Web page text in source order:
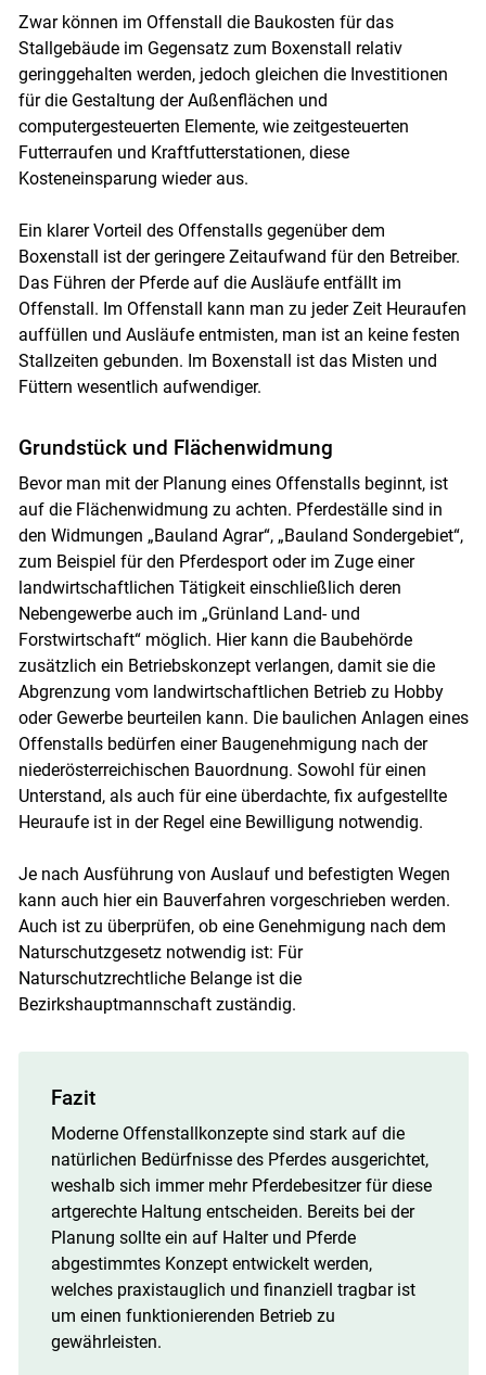
Zwar können im Offenstall die Baukosten für das
Stallgebäude im Gegensatz zum Boxenstall relativ
geringgehalten werden, jedoch gleichen die Investitionen
für die Gestaltung der Außenflächen und
computergesteuerten Elemente, wie zeitgesteuerten
Futterraufen und Kraftfutterstationen, diese
Kosteneinsparung wieder aus.
Ein klarer Vorteil des Offenstalls gegenüber dem
Boxenstall ist der geringere Zeitaufwand für den Betreiber.
Das Führen der Pferde auf die Ausläufe entfällt im
Offenstall. Im Offenstall kann man zu jeder Zeit Heuraufen
auffüllen und Ausläufe entmisten, man ist an keine festen
Stallzeiten gebunden. Im Boxenstall ist das Misten und
Füttern wesentlich aufwendiger.
Grundstück und Flächenwidmung
Bevor man mit der Planung eines Offenstalls beginnt, ist
auf die Flächenwidmung zu achten. Pferdeställe sind in
den Widmungen „Bauland Agrar“, „Bauland Sondergebiet“,
zum Beispiel für den Pferdesport oder im Zuge einer
landwirtschaftlichen Tätigkeit einschließlich deren
Nebengewerbe auch im „Grünland Land- und
Forstwirtschaft“ möglich. Hier kann die Baubehörde
zusätzlich ein Betriebskonzept verlangen, damit sie die
Abgrenzung vom landwirtschaftlichen Betrieb zu Hobby
oder Gewerbe beurteilen kann. Die baulichen Anlagen eines
Offenstalls bedürfen einer Baugenehmigung nach der
niederösterreichischen Bauordnung. Sowohl für einen
Unterstand, als auch für eine überdachte, fix aufgestellte
Heuraufe ist in der Regel eine Bewilligung notwendig.
Je nach Ausführung von Auslauf und befestigten Wegen
kann auch hier ein Bauverfahren vorgeschrieben werden.
Auch ist zu überprüfen, ob eine Genehmigung nach dem
Naturschutzgesetz notwendig ist: Für
Naturschutzrechtliche Belange ist die
Bezirkshauptmannschaft zuständig.
Fazit
Moderne Offenstallkonzepte sind stark auf die
natürlichen Bedürfnisse des Pferdes ausgerichtet,
weshalb sich immer mehr Pferdebesitzer für diese
artgerechte Haltung entscheiden. Bereits bei der
Planung sollte ein auf Halter und Pferde
abgestimmtes Konzept entwickelt werden,
welches praxistauglich und finanziell tragbar ist
um einen funktionierenden Betrieb zu
gewährleisten.